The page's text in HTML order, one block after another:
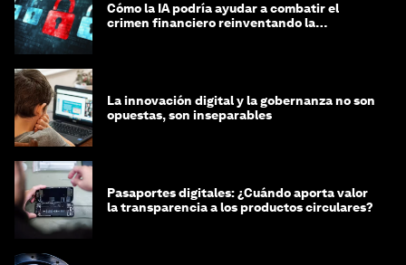
Cómo la IA podría ayudar a combatir el
crimen financiero reinventando la
La innovación digital y la gobernanza no son
opuestas, son inseparables
Pasaportes digitales: ¿Cuándo aporta valor
la transparencia a los productos circulares?